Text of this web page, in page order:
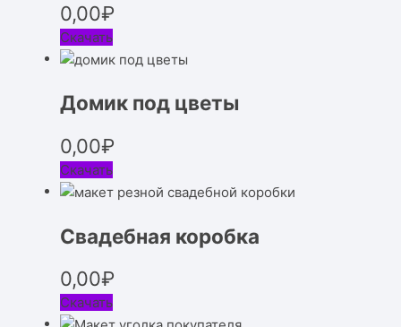
0,00₽
Скачать
Домик под цветы
0,00₽
Скачать
Свадебная коробка
0,00₽
Скачать